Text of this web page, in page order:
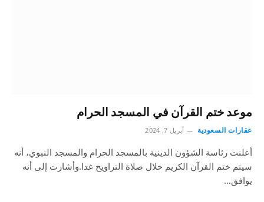
موعد ختم القرآن في المسجد الحرام
عقارات السعودية أبريل 7, 2024
أعلنت رئاسة الشؤون الدينية بالمسجد الحرام والمسجد النبوي، أنه
سيتم ختم القرآن الكريم خلال صلاة التراويح غدا.وأشارت إلى أنه
يوافق…